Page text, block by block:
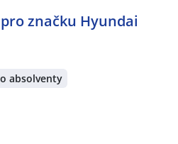
značku Hyundai
absolventy